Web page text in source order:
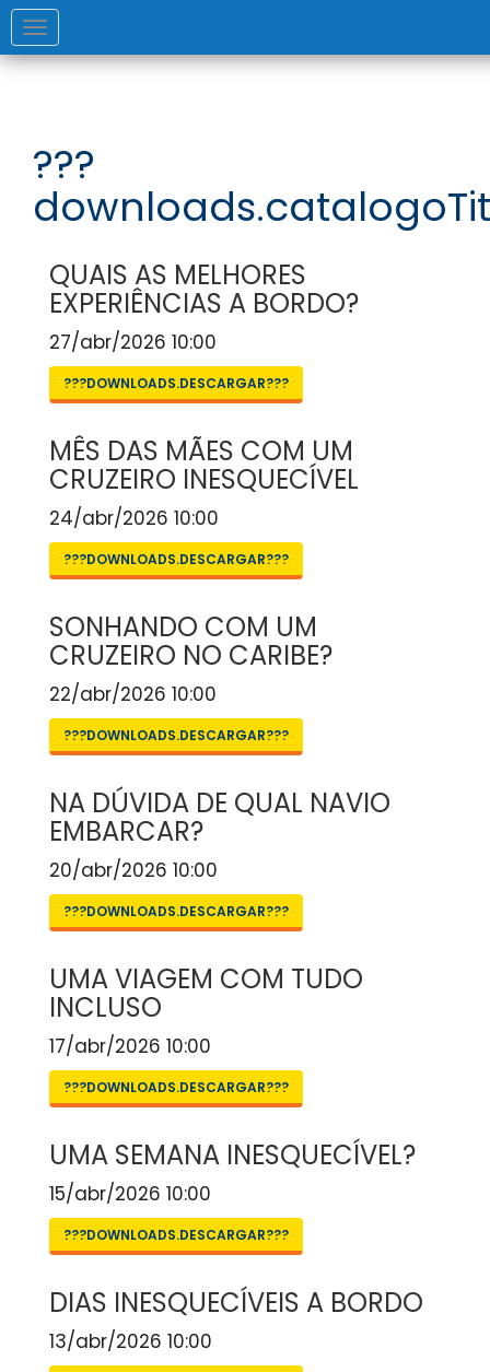
Toggle
navigation
???
QUAIS AS MELHORES
EXPERIÊNCIAS A BORDO?
27/abr/2026 10:00
???DOWNLOADS.DESCARGAR???
MÊS DAS MÃES COM UM
CRUZEIRO INESQUECÍVEL
24/abr/2026 10:00
???DOWNLOADS.DESCARGAR???
SONHANDO COM UM
CRUZEIRO NO CARIBE?
22/abr/2026 10:00
???DOWNLOADS.DESCARGAR???
NA DÚVIDA DE QUAL NAVIO
EMBARCAR?
20/abr/2026 10:00
???DOWNLOADS.DESCARGAR???
UMA VIAGEM COM TUDO
INCLUSO
17/abr/2026 10:00
???DOWNLOADS.DESCARGAR???
UMA SEMANA INESQUECÍVEL?
15/abr/2026 10:00
???DOWNLOADS.DESCARGAR???
DIAS INESQUECÍVEIS A BORDO
13/abr/2026 10:00